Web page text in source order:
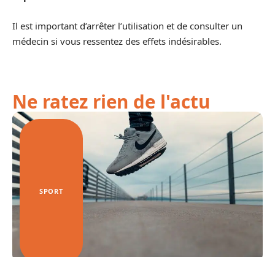
Il est important d’arrêter l’utilisation et de consulter un
médecin si vous ressentez des effets indésirables.
Ne ratez rien de l'actu
SPORT